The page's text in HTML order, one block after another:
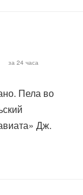
за 24 часа
Пела во
Дж.